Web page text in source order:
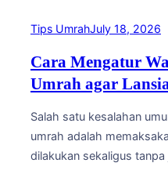
Tips UmrahJuly 18, 2026
Cara Mengatur
Umrah agar
Salah satu kesalahan
umrah adalah
dilakukan sekaligus